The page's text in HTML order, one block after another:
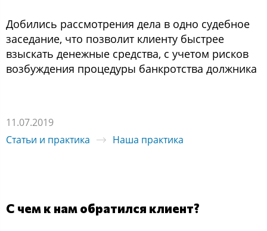
Добились рассмотрения дела в одно судебное
заседание, что позволит клиенту быстрее
взыскать денежные средства, с учетом рисков
возбуждения процедуры банкротства должника
11.07.2019
Статьи и практика
Наша практика
С чем к нам обратился клиент?